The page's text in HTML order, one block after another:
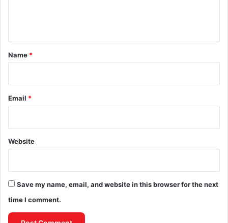
*
Name *
Email *
Website
Save my name, email, and website in this browser for the next
time I comment.